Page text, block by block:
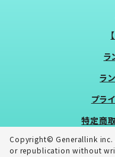
ラ
ラ
プラ
特定商
Copyright© Generallink inc.
or republication without